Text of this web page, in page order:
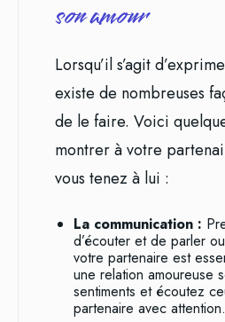
son amour
Lorsqu’il s’agit
existe de nombreuses
de le faire. Voici
montrer à votre
vous tenez à lui :
La communication :
d’écouter et de parler
votre partenaire est
une relation amoureuse
sentiments et écoutez
partenaire avec attention.